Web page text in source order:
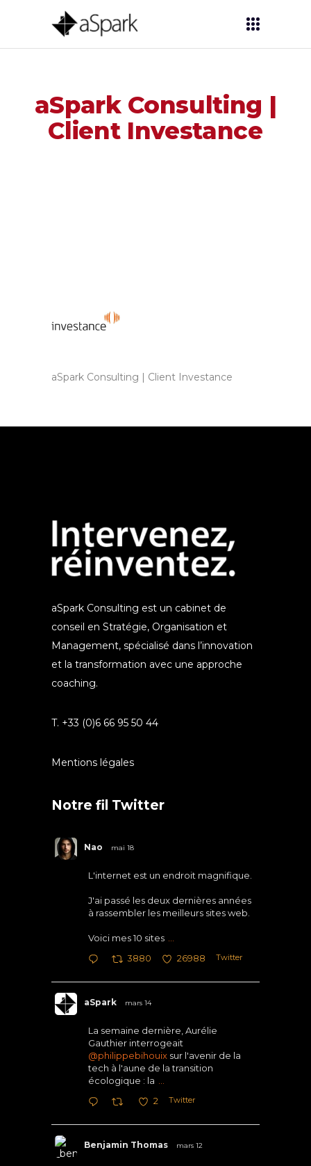
aSpark Consulting |
Client Investance
aSpark Consulting | Client Investance
aSpark Consulting est un cabinet de
conseil en Stratégie, Organisation et
Management, spécialisé dans l’innovation
et la transformation avec une approche
coaching.
T. +33 (0)6 66 95 50 44
Mentions légales
Notre fil Twitter
Nao mai 18
L'internet est un endroit magnifique.
J'ai passé les deux dernières années
à rassembler les meilleurs sites web.
Voici mes 10 sites
3880 26988 Twitter
aSpark mars 14
La semaine dernière, Aurélie
Gauthier interrogeait
@philippebihouix sur l'avenir de la
tech à l'aune de la transition
écologique : la
2 Twitter
Benjamin Thomas mars 12